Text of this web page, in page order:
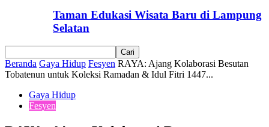
Taman Edukasi Wisata Baru di Lampung
Selatan
Beranda Gaya Hidup Fesyen RAYA: Ajang Kolaborasi Besutan
Tobatenun untuk Koleksi Ramadan & Idul Fitri 1447...
Gaya Hidup
Fesyen